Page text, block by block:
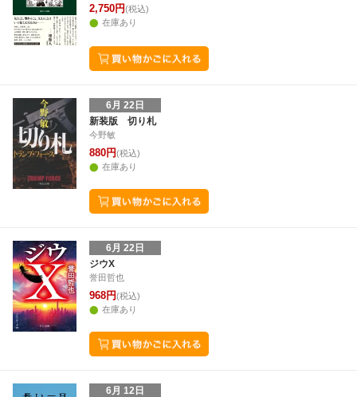
2,750円(税込)
在庫あり
6月 22日
新装版 切り札
今野敏
880円(税込)
在庫あり
6月 22日
ジウX
誉田哲也
968円(税込)
在庫あり
6月 12日